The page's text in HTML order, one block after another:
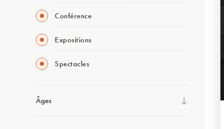
Conférence
Expositions
Spectacles
Âges